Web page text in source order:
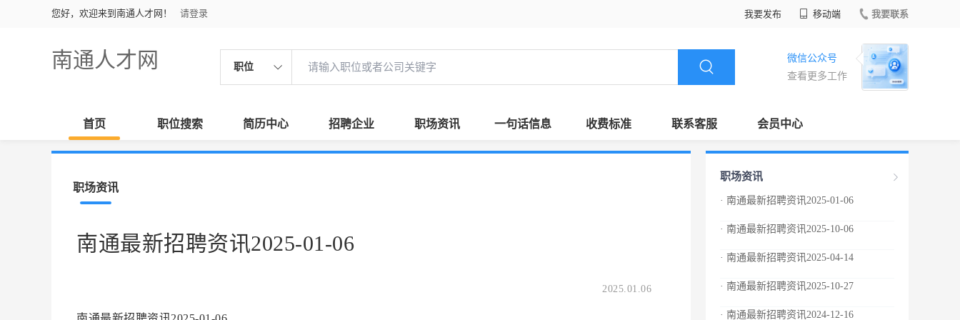
您好，欢迎来到南通人才网！ 请登录 我要发布 移动端 我要联系
南通人才网 职位
微信公众号
查看更多工作
首页 职位搜索 简历中心 招聘企业 职场资讯 一句话信息 收费标准 联系客服 会员中心
职场资讯
南通最新招聘资讯2025-01-06
2025.01.06
职场资讯
· 南通最新招聘资讯2025-01-06
· 南通最新招聘资讯2025-10-06
· 南通最新招聘资讯2025-04-14
· 南通最新招聘资讯2025-10-27
· 南通最新招聘资讯2024-12-16